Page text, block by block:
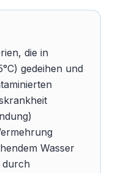
die in
gedeihen und
Wasser
durch